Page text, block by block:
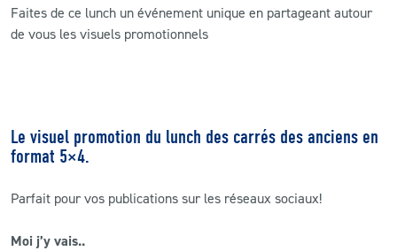
Faites de ce lunch un événement unique en partageant autour
de vous les visuels promotionnels
Le visuel promotion du lunch des carrés des anciens en
format 5×4.
Parfait pour vos publications sur les réseaux sociaux!
Moi j’y vais..